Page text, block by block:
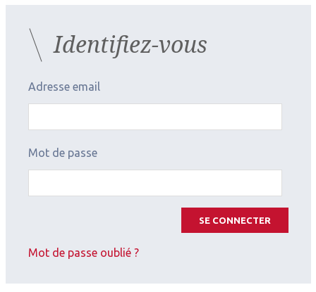
Identifiez-vous
Adresse email
Mot de passe
SE CONNECTER
Mot de passe oublié ?